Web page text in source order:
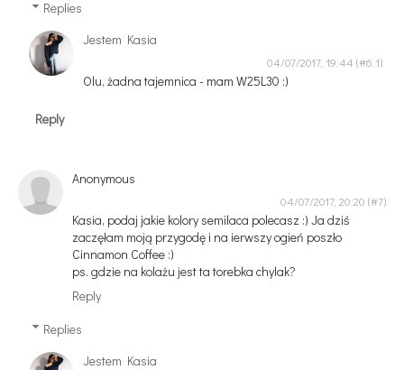
Replies
Jestem Kasia
04/07/2017, 19:44
Olu, żadna tajemnica - mam W25L30 :)
Reply
Anonymous
04/07/2017, 20:20
Kasia, podaj jakie kolory semilaca polecasz :) Ja dziś
zaczęłam moją przygodę i na ierwszy ogień poszło
Cinnamon Coffee :)
ps. gdzie na kolażu jest ta torebka chylak?
Reply
Replies
Jestem Kasia